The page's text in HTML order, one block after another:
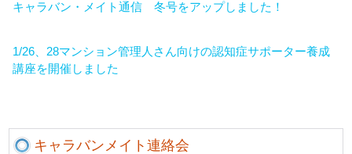
キャラバン・メイト通信 冬号をアップしました！
1/26、28マンション管理人さん向けの認知症サポーター養成
講座を開催しました
キャラバンメイト連絡会